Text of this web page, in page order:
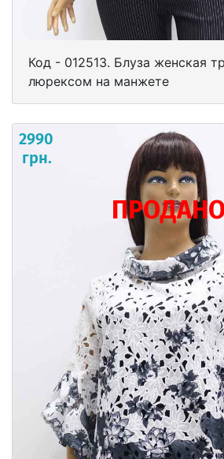
Код - 012513. Блуза женская
люрексом на манжете
2990
грн.